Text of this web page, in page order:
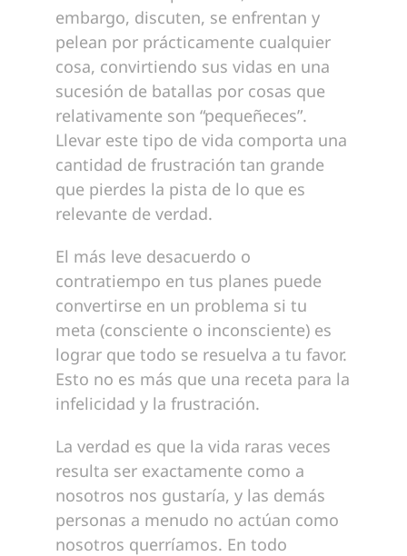
embargo, discuten, se enfrentan y
pelean por prácticamente cualquier
cosa, convirtiendo sus vidas en una
sucesión de batallas por cosas que
relativamente son “pequeñeces”.
Llevar este tipo de vida comporta una
cantidad de frustración tan grande
que pierdes la pista de lo que es
relevante de verdad.
El más leve desacuerdo o
contratiempo en tus planes puede
convertirse en un problema si tu
meta (consciente o inconsciente) es
lograr que todo se resuelva a tu favor.
Esto no es más que una receta para la
infelicidad y la frustración.
La verdad es que la vida raras veces
resulta ser exactamente como a
nosotros nos gustaría, y las demás
personas a menudo no actúan como
nosotros querríamos. En todo